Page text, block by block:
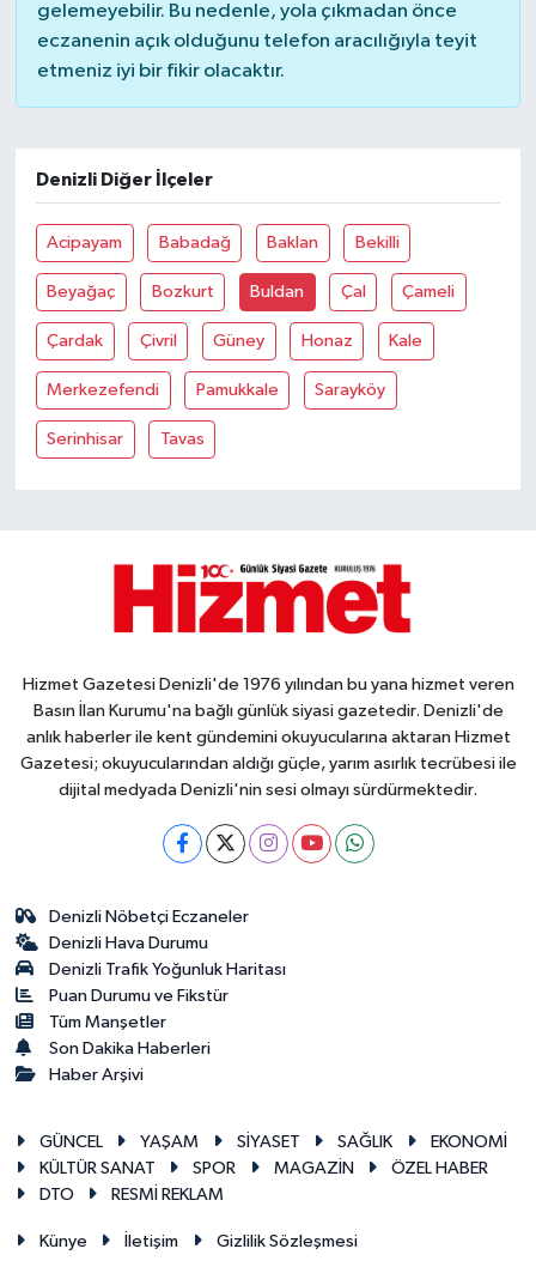
gelemeyebilir. Bu nedenle, yola çıkmadan önce
eczanenin açık olduğunu telefon aracılığıyla teyit
etmeniz iyi bir fikir olacaktır.
Denizli Diğer İlçeler
Acipayam Babadağ Baklan Bekilli
Beyağaç Bozkurt Buldan Çal Çameli
Çardak Çivril Güney Honaz Kale
Merkezefendi Pamukkale Sarayköy
Serinhisar Tavas
Hizmet Gazetesi Denizli'de 1976 yılından bu yana hizmet veren
Basın İlan Kurumu'na bağlı günlük siyasi gazetedir. Denizli'de
anlık haberler ile kent gündemini okuyucularına aktaran Hizmet
Gazetesi; okuyucularından aldığı güçle, yarım asırlık tecrübesi ile
dijital medyada Denizli'nin sesi olmayı sürdürmektedir.
Denizli Nöbetçi Eczaneler
Denizli Hava Durumu
Denizli Trafik Yoğunluk Haritası
Puan Durumu ve Fikstür
Tüm Manşetler
Son Dakika Haberleri
Haber Arşivi
GÜNCEL YAŞAM SİYASET SAĞLIK
EKONOMİ
KÜLTÜR SANAT
SPOR MAGAZİN
ÖZEL HABER
DTO
RESMİ REKLAM
Künye İletişim Gizlilik Sözleşmesi